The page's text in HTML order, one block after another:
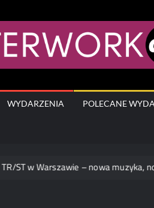
WYDARZENIA POLECANE
Warszawie – nowa muzyka, nowa